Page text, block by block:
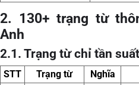
2. 130+ trạng từ
Anh
2.1. Trạng từ chỉ tần
STT Trạng từ Nghĩa